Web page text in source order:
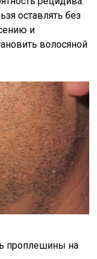
оставлять без
и
волосяной
проплешины на